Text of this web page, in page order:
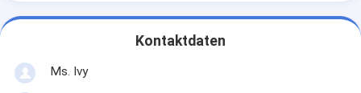
Kontaktdaten
Ms. Ivy